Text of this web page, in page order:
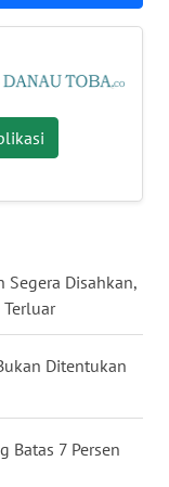
Segera Disahkan,
Ditentukan
Batas 7 Persen